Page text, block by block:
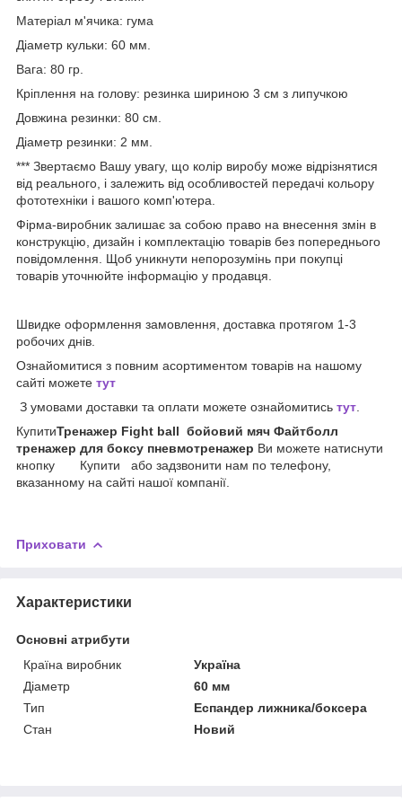
Матеріал м'ячика: гума
Діаметр кульки: 60 мм.
Вага: 80 гр.
Кріплення на голову: резинка шириною 3 см з липучкою
Довжина резинки: 80 см.
Діаметр резинки: 2 мм.
*** Звертаємо Вашу увагу, що колір виробу може відрізнятися
від реального, і залежить від особливостей передачі кольору
фототехніки і вашого комп'ютера.
Фірма-виробник залишає за собою право на внесення змін в
конструкцію, дизайн і комплектацію товарів без попереднього
повідомлення. Щоб уникнути непорозумінь при покупці
товарів уточнюйте інформацію у продавця.
Швидке оформлення замовлення, доставка протягом 1-3
робочих днів.
Ознайомитися з повним асортиментом товарів на нашому
сайті можете тут
З умовами доставки та оплати можете ознайомитись тут
КупитиТренажер Fight ball бойовий мяч Файтболл
тренажер для боксу пневмотренажер Ви можете натиснути
кнопку Купити або задзвонити нам по телефону,
вказанному на сайті нашої компанії.
Приховати
Характеристики
Основні атрибути
Країна виробник
Україна
Діаметр
60 мм
Тип
Еспандер лижника/боксера
Стан
Новий